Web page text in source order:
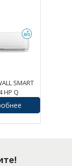
SMART
HP Q
руб.